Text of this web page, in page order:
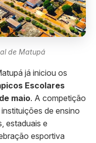
de Matupá
já iniciou os
Escolares
maio. A competição
de ensino
estaduais e
esportiva